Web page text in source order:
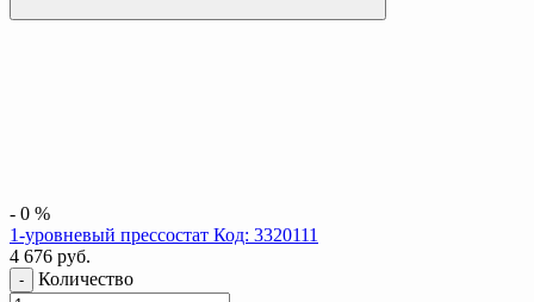
- 0 %
1-уровневый прессостат Код: 3320111
4 676 руб.
- Количество